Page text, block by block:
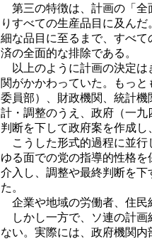
第三の特徴は、計画の「全
りすべての生産品目に及ん
細な品目に至るまで、すべ
済の全面的な排除である。
以上のように計画の決定は
関がかかわっていた。もっ
委員部）、財政機関、統計
計・調整のうえ、政府（一
判断を下して政府案を作成
こうした形式的過程に並行
ゆる面での党の指導的性格
介入し、調整や最終判断を
た。
企業や地域の労働者、住民
しかし一方で、ソ連の計画
ない。実際には、政府機関